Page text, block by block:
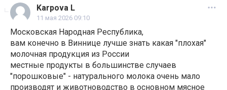
Karpova L
11 мая 2026 09:10
Московская Народная Республика,
вам конечно в Виннице лучше знать какая "плохая"
молочная продукция из России
местные продукты в большинстве случаев
"порошковые" - натурального молока очень мало
производят и животноводство в основном мясное